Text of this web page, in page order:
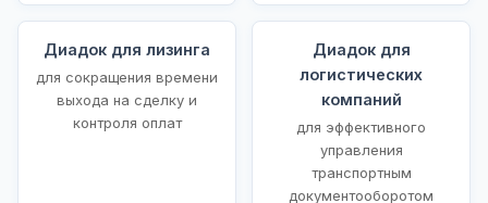
Диадок для лизинга
для сокращения времени
выхода на сделку и
контроля оплат
Диадок для
логистических
компаний
для эффективного
управления
транспортным
документооборотом